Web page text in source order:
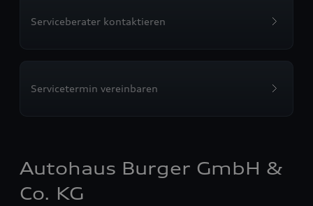
Serviceberater kontaktieren
Servicetermin vereinbaren
Autohaus Burger GmbH &
Co. KG